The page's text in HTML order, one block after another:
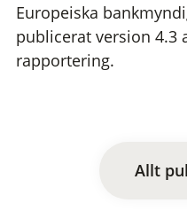
Europeiska
publicerat version 4.3
rapportering.
Allt